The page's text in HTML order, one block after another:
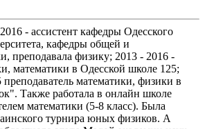
- ассистент кафедры Одесского
кафедры общей и
преподавала физику; 2013 - 2016 -
математики в Одесской школе 125;
математики, физики в
Также работала в онлайн школе
математики (5-8 класс). Была
турнира юных физиков. А